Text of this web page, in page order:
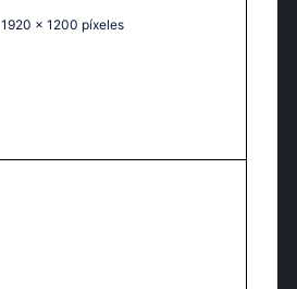
1920 x 1200 píxeles